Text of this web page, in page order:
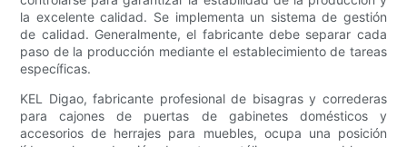
la excelente calidad. Se implementa un sistema de gestión
de calidad. Generalmente, el fabricante debe separar cada
paso de la producción mediante el establecimiento de tareas
específicas.
KEL Digao, fabricante profesional de bisagras y correderas
para cajones de puertas de gabinetes domésticos y
accesorios de herrajes para muebles, ocupa una posición